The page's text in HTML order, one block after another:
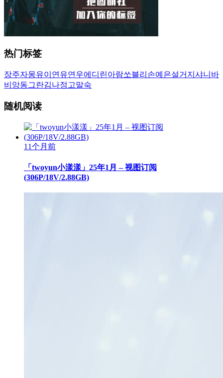
热门标签
장주자몽유이 연유연우에디린아람쏘블리 손예은설거지 샤니 바
비앙동그란김나정 고말숙
随机阅读
11个月前
「twoyun小漾漾」25年1月 – 视图订阅
(306P/18V/2.88GB)